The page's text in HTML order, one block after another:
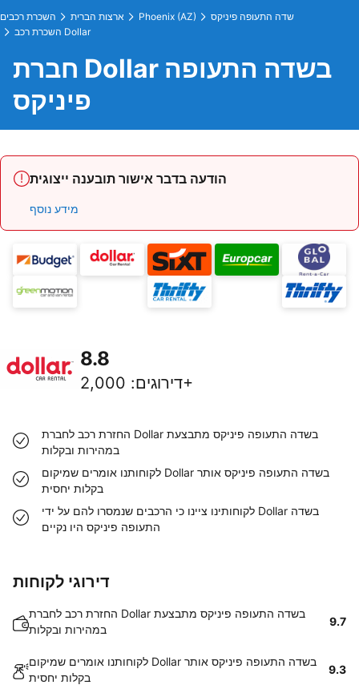
השכרת רכבים ארצות הברית Phoenix (AZ)
שדה התעופה פיניקס
השכרת רכב Dollar
חברת Dollar בשדה התעופה
פיניקס
הודעה בדבר אישור תובענה ייצוגית
מידע נוסף
8.8
דירוגים: 2,000+
החזרת רכב לחברת Dollar בשדה התעופה פיניקס מתבצעת
במהירות ובקלות
לקוחותנו אומרים שמיקום Dollar בשדה התעופה פיניקס אותר
בקלות יחסית
לקוחותינו ציינו כי הרכבים שנמסרו להם על ידי Dollar בשדה
התעופה פיניקס היו נקיים
דירוגי לקוחות
החזרת רכב לחברת Dollar בשדה התעופה פיניקס מתבצעת
במהירות ובקלות
9.7
לקוחותנו אומרים שמיקום Dollar בשדה התעופה פיניקס אותר
בקלות יחסית
9.3